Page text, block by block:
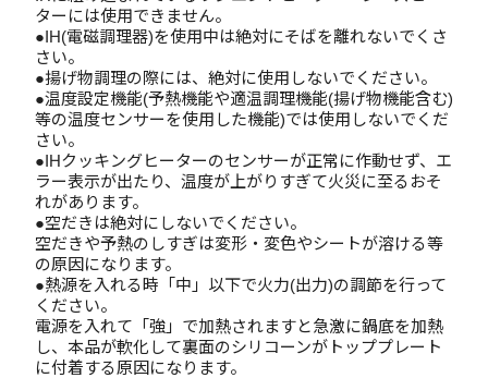
ターには使用できません。
●IH(電磁調理器)を使用中は絶対にそばを離れないでくさ
さい。
●揚げ物調理の際には、絶対に使用しないでください。
●温度設定機能(予熱機能や適温調理機能(揚げ物機能含む)
等の温度センサーを使用した機能)では使用しないでくだ
さい。
●IHクッキングヒーターのセンサーが正常に作動せず、エ
ラー表示が出たり、温度が上がりすぎて火災に至るおそ
れがあります。
●空だきは絶対にしないでください。
空だきや予熱のしすぎは変形・変色やシートが溶ける等
の原因になります。
●熱源を入れる時「中」以下で火力(出力)の調節を行って
ください。
電源を入れて「強」で加熱されますと急激に鍋底を加熱
し、本品が軟化して裏面のシリコーンがトッププレート
に付着する原因になります。